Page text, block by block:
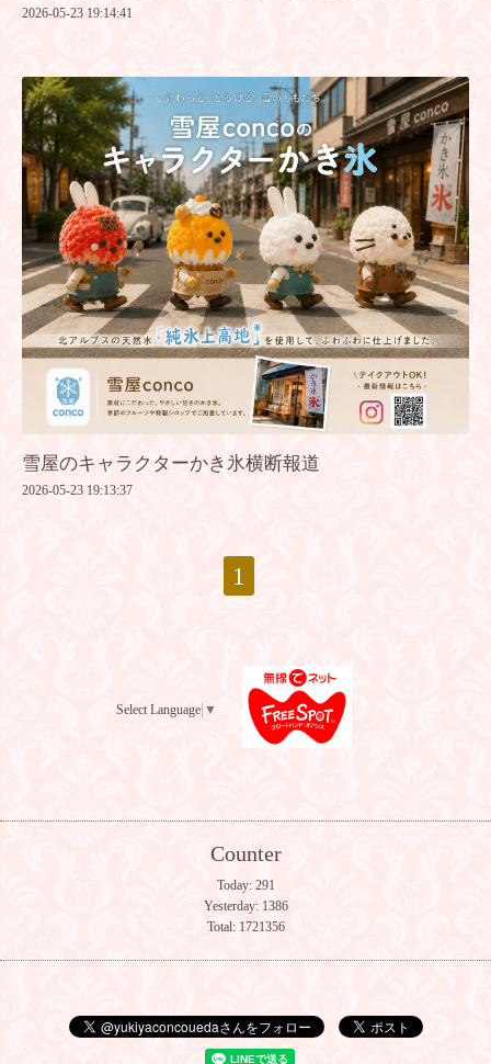
2026-05-23 19:14:41
雪屋のキャラクターかき氷横断報道
2026-05-23 19:13:37
1
Select Language ▼
Counter
Today: 291
Yesterday: 1386
Total: 1721356